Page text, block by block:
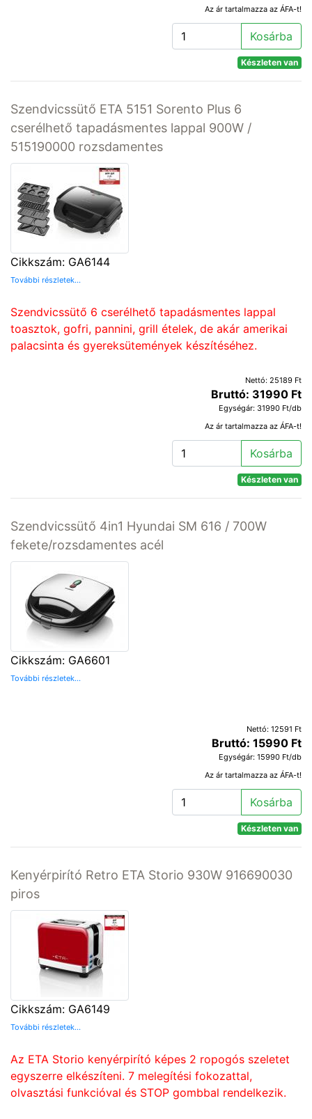
Az ár tartalmazza az ÁFA-t!
Kosárba
Készleten van
Szendvicssütő ETA 5151 Sorento Plus 6
cserélhető tapadásmentes lappal 900W /
515190000 rozsdamentes
Cikkszám: GA6144
További részletek...
Szendvicssütő 6 cserélhető tapadásmentes lappal
toasztok, gofri, pannini, grill ételek, de akár amerikai
palacsinta és gyereksütemények készítéséhez.
Nettó: 25189 Ft
Bruttó: 31990 Ft
Egységár: 31990 Ft/db
Az ár tartalmazza az ÁFA-t!
Kosárba
Készleten van
Szendvicssütő 4in1 Hyundai SM 616 / 700W
fekete/rozsdamentes acél
Cikkszám: GA6601
További részletek...
Nettó: 12591 Ft
Bruttó: 15990 Ft
Egységár: 15990 Ft/db
Az ár tartalmazza az ÁFA-t!
Kosárba
Készleten van
Kenyérpirító Retro ETA Storio 930W 916690030
piros
Cikkszám: GA6149
További részletek...
Az ETA Storio kenyérpirító képes 2 ropogós szeletet
egyszerre elkészíteni. 7 melegítési fokozattal,
olvasztási funkcióval és STOP gombbal rendelkezik.